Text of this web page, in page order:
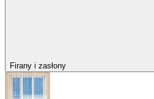
Firany i zasłony